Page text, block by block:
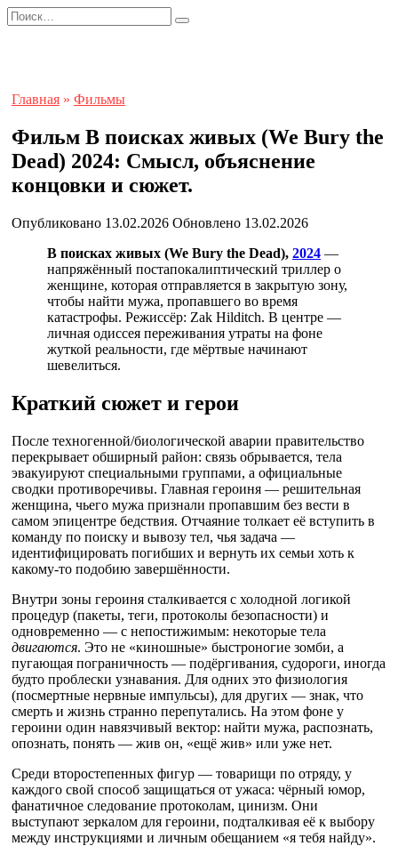
Перейти
к
Search
for:
Главная » Фильмы
Фильм В поисках живых (We Bury the
Dead) 2024: Смысл, объяснение
концовки и сюжет.
Опубликовано 13.02.2026 Обновлено 13.02.2026
В поисках живых (We Bury the Dead), 2024 —
напряжённый постапокалиптический триллер о
женщине, которая отправляется в закрытую зону,
чтобы найти мужа, пропавшего во время
катастрофы. Режиссёр: Zak Hilditch. В центре —
личная одиссея переживания утраты на фоне
жуткой реальности, где мёртвые начинают
шевелиться.
Краткий сюжет и герои
После техногенной/биологической аварии правительство
перекрывает обширный район: связь обрывается, тела
эвакуируют специальными группами, а официальные
сводки противоречивы. Главная героиня — решительная
женщина, чьего мужа признали пропавшим без вести в
самом эпицентре бедствия. Отчаяние толкает её вступить в
команду по поиску и вывозу тел, чья задача —
идентифицировать погибших и вернуть их семьи хоть к
какому-то подобию завершённости.
Внутри зоны героиня сталкивается с холодной логикой
процедур (пакеты, теги, протоколы безопасности) и
одновременно — с непостижимым: некоторые тела
двигаются. Это не «киношные» быстроногие зомби, а
пугающая пограничность — подёргивания, судороги, иногда
будто проблески узнавания. Для одних это физиология
(посмертные нервные импульсы), для других — знак, что
смерть и жизнь странно перепутались. На этом фоне у
героини один навязчивый вектор: найти мужа, распознать,
опознать, понять — жив он, «ещё жив» или уже нет.
Среди второстепенных фигур — товарищи по отряду, у
каждого свой способ защищаться от ужаса: чёрный юмор,
фанатичное следование протоколам, цинизм. Они
выступают зеркалом для героини, подталкивая её к выбору
между инструкциями и личным обещанием «я тебя найду».